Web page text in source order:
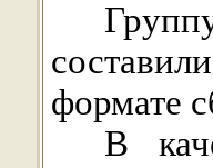
формате
В